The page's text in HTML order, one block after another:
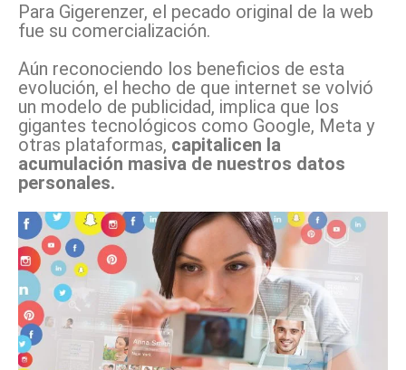
Para Gigerenzer, el pecado original de la web
fue su comercialización.
Aún reconociendo los beneficios de esta
evolución, el hecho de que internet se volvió
un modelo de publicidad, implica que los
gigantes tecnológicos como Google, Meta y
otras plataformas, capitalicen la
acumulación masiva de nuestros datos
personales.